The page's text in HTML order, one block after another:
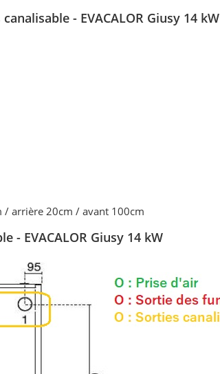
- EVACALOR Giusy 14 kW
/ arrière 20cm / avant 100cm
- EVACALOR Giusy 14 kW